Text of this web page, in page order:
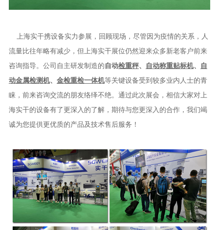
上海实干携设备实力参展，回顾现场，尽管因为疫情的关系，人
流量比往年略有减少，但上海实干展位仍然迎来众多新老客户前来
咨询指导。公司自主研发制造的自动检重秤、 自动称重贴标机、
自
动金属检测机、 金检重检一体机等关键设备受到较多业内人士的青
睐，前来咨询交流的朋友络绎不绝。通过此次展会，相信大家对上
海实干的设备有了更深入的了解，期待与您更深入的合作，我们竭
诚为您提供更优质的产品及技术售后服务！